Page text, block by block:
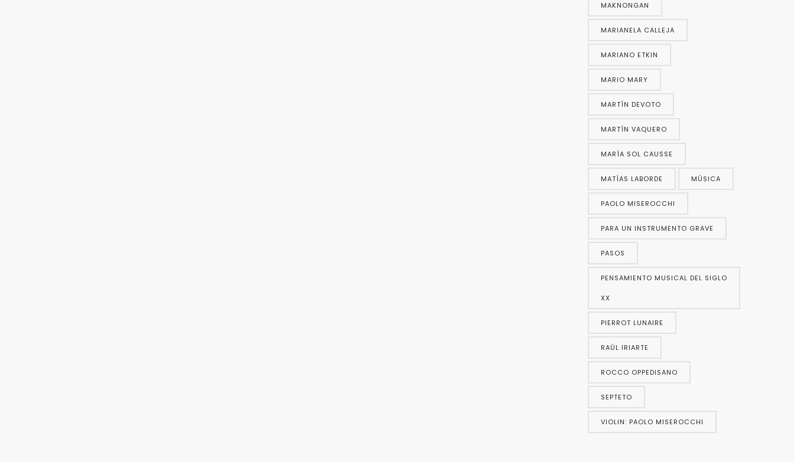
MAKNONGAN
MARIANELA CALLEJA
MARIANO ETKIN
MARIO MARY
MARTÍN DEVOTO
MARTÍN VAQUERO
MARÍA SOL CAUSSE
MATÍAS LABORDE MÚSICA
PAOLO MISEROCCHI
PARA UN INSTRUMENTO GRAVE
PASOS
PENSAMIENTO MUSICAL DEL SIGLO
XX
PIERROT LUNAIRE
RAÚL IRIARTE
ROCCO OPPEDISANO
SEPTETO
VIOLIN: PAOLO MISEROCCHI